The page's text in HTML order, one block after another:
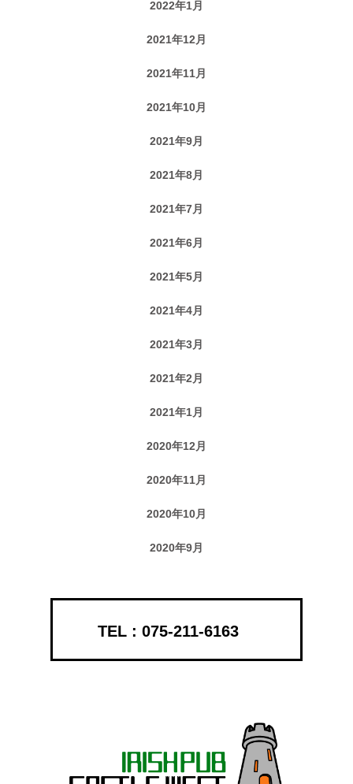
2022年1月
2021年12月
2021年11月
2021年10月
2021年9月
2021年8月
2021年7月
2021年6月
2021年5月
2021年4月
2021年3月
2021年2月
2021年1月
2020年12月
2020年11月
2020年10月
2020年9月
075-211-6163